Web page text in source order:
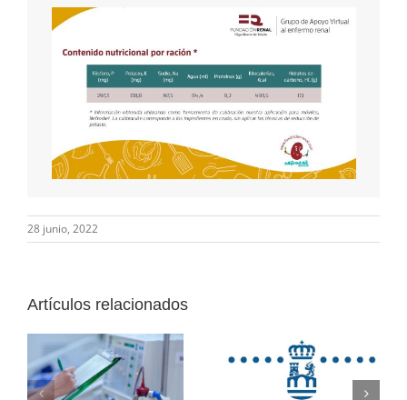
28 junio, 2022
Artículos relacionados